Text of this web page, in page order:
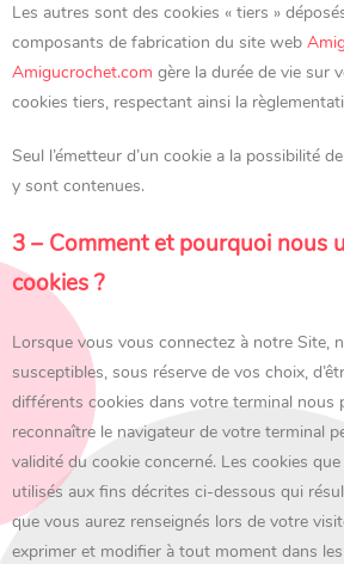
Les autres sont des cookies « tiers »
composants de fabrication du site web
Amigucrochet.com gère la durée de vie sur
cookies tiers, respectant ainsi la
Seul l’émetteur d’un cookie a la possibilité
y sont contenues.
3 – Comment et pourquoi nous
cookies ?
Lorsque vous vous connectez à notre Site,
susceptibles, sous réserve de vos choix,
différents cookies dans votre terminal nous
reconnaître le navigateur de votre terminal
validité du cookie concerné. Les cookies
utilisés aux fins décrites ci-dessous qui
que vous aurez renseignés lors de votre
exprimer et modifier à tout moment dans